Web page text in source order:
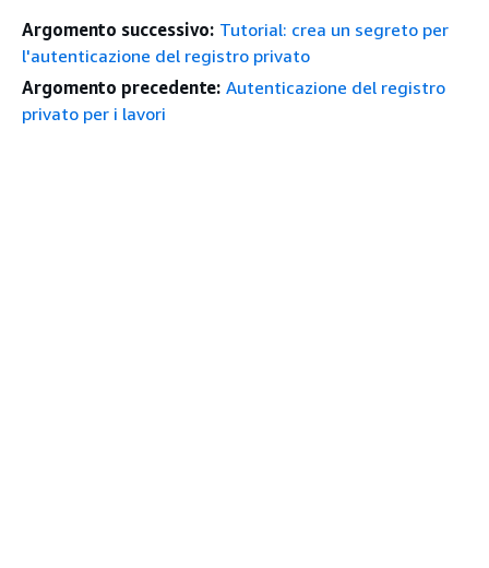
Argomento successivo: Tutorial: crea un segreto per
l'autenticazione del registro privato
Argomento precedente: Autenticazione del registro
privato per i lavori